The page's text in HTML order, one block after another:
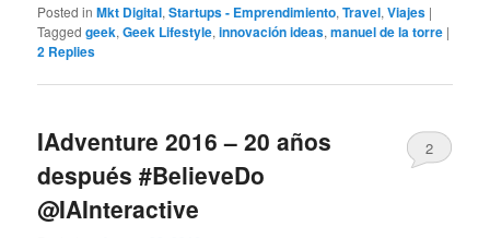
Posted in Mkt Digital,Startups - Emprendimiento,Travel,Viajes |
Tagged geek,Geek Lifestyle,innovación ideas,manuel de la torre |
2 Replies
IAdventure 2016 – 20 años
después #BelieveDo
@IAInteractive
2